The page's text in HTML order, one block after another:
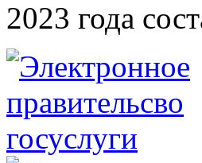
2023 года